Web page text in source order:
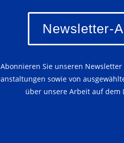
Newsletter-
Abonnieren Sie unseren
sowie von
über unsere Arbeit auf dem